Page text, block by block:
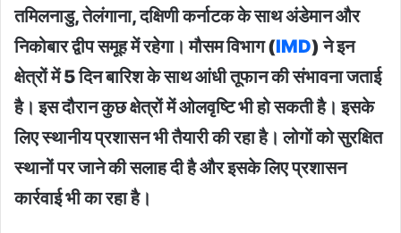
तमिलनाडु, तेलंगाना, दक्षिणी कर्नाटक के साथ अंडेमान और
निकोबार द्वीप समूह में रहेगा। मौसम विभाग (IMD) ने इन
क्षेत्रों में 5 दिन बारिश के साथ आंधी तूफान की संभावना जताई
है। इस दौरान कुछ क्षेत्रों में ओलवृष्टि भी हो सकती है। इसके
लिए स्थानीय प्रशासन भी तैयारी की रहा है। लोगों को सुरक्षित
स्थानों पर जाने की सलाह दी है और इसके लिए प्रशासन
कार्रवाई भी का रहा है।